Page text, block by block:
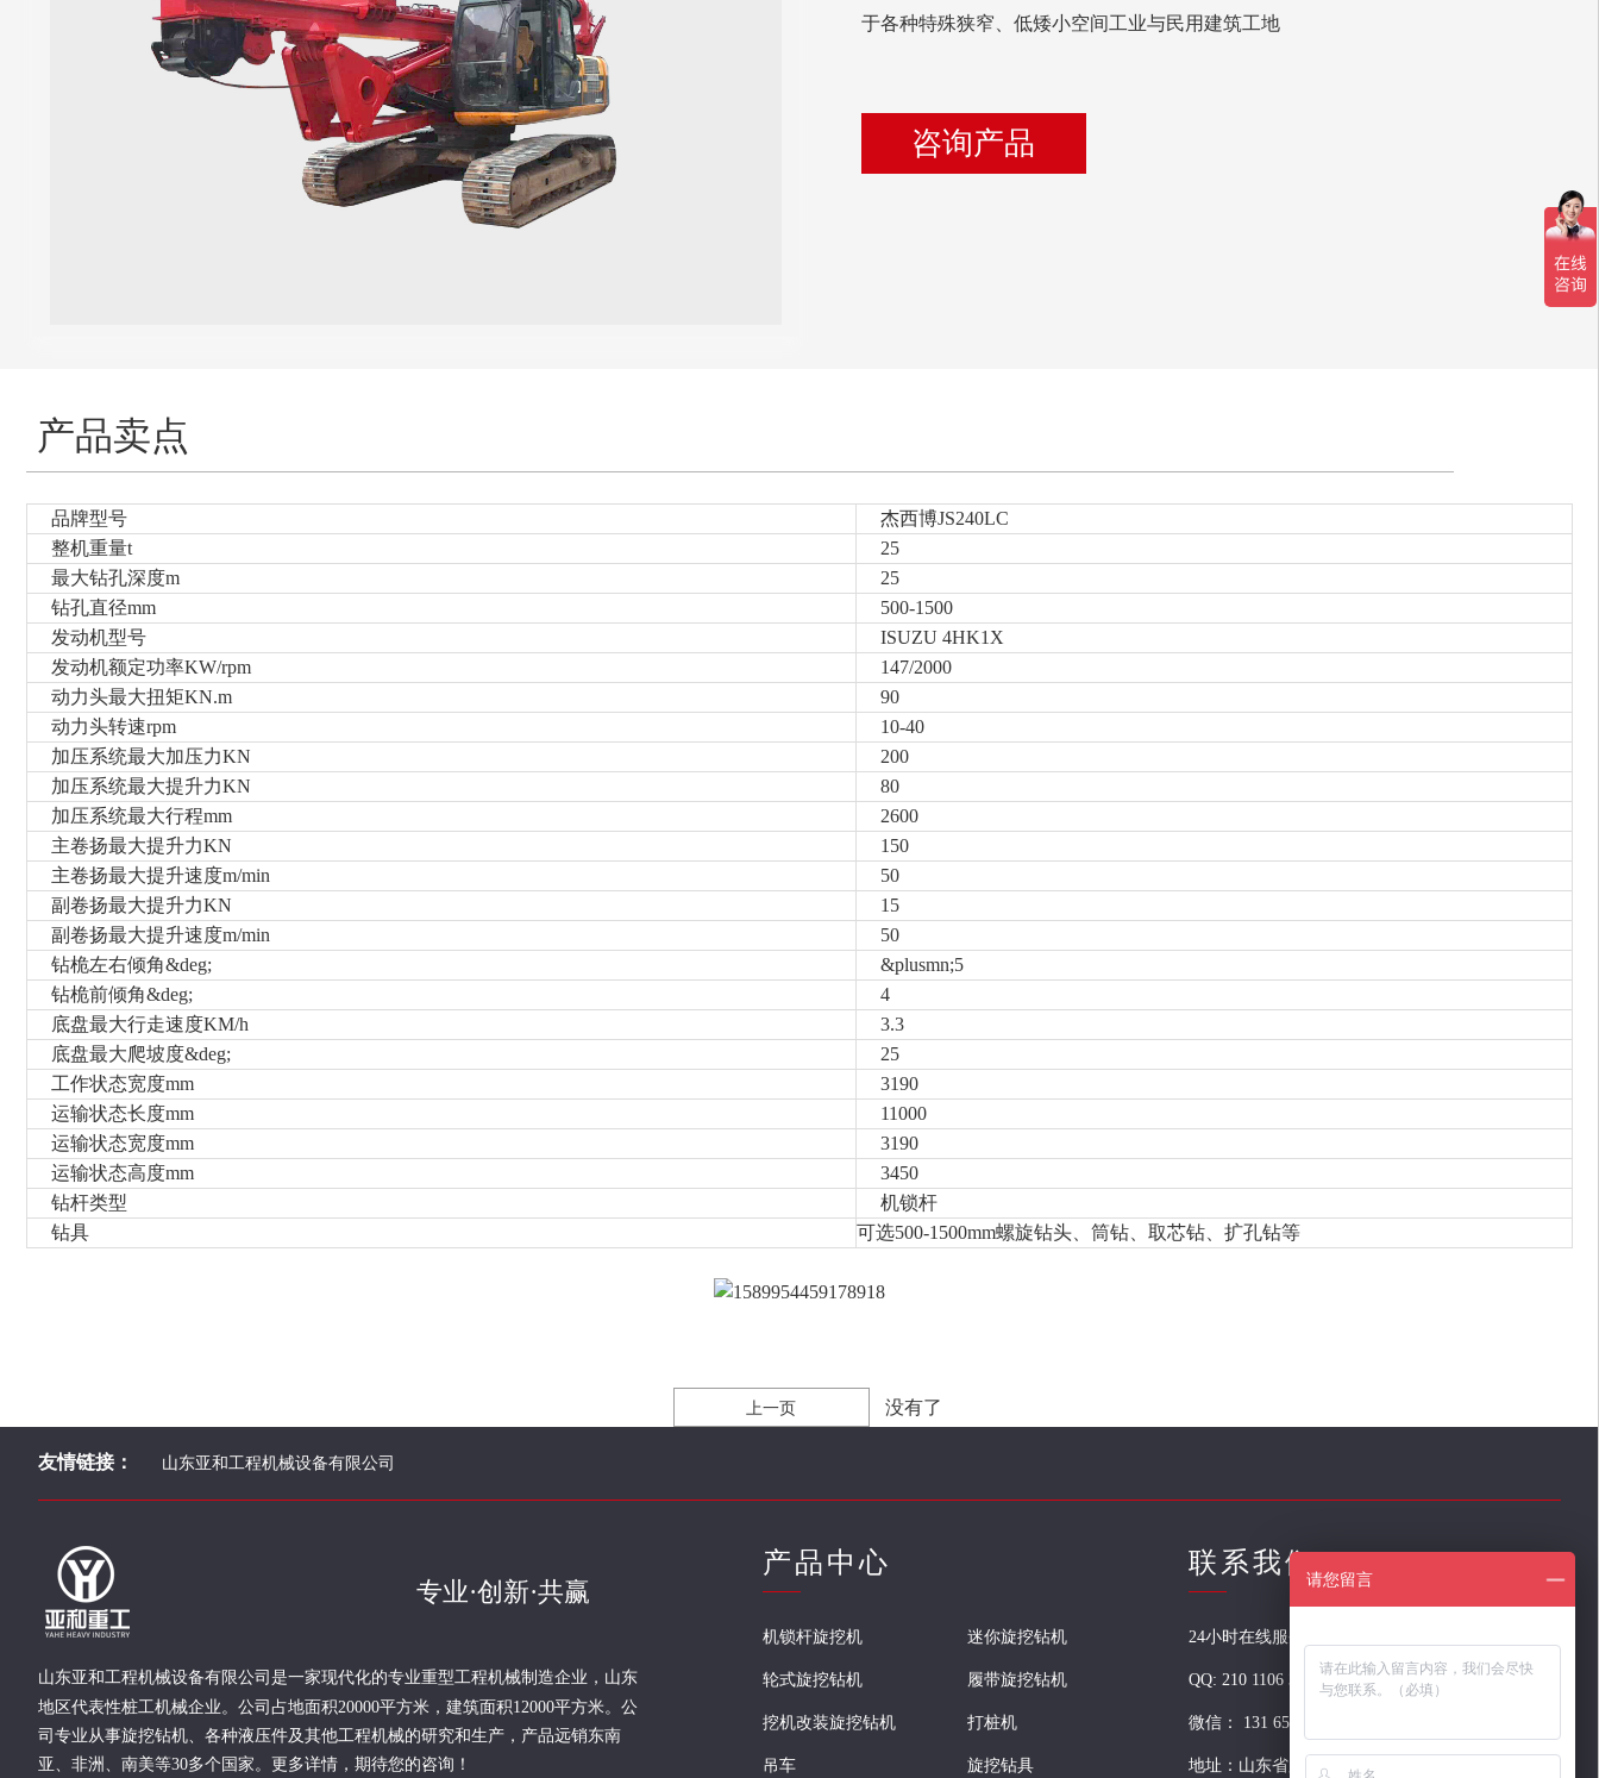
于各种特殊狭窄、低矮小空间工业与民用建筑工地
咨询产品
产品卖点
品牌型号
杰西博JS240LC
整机重量t
25
最大钻孔深度m
25
钻孔直径mm
500-1500
发动机型号
ISUZU 4HK1X
发动机额定功率KW/rpm
147/2000
动力头最大扭矩KN.m
90
动力头转速rpm
10-40
加压系统最大加压力KN
200
加压系统最大提升力KN
80
加压系统最大行程mm
2600
主卷扬最大提升力KN
150
主卷扬最大提升速度m/min
50
副卷扬最大提升力KN
15
副卷扬最大提升速度m/min
50
钻桅左右倾角&deg;
&plusmn;5
钻桅前倾角&deg;
4
底盘最大行走速度KM/h
3.3
底盘最大爬坡度&deg;
25
工作状态宽度mm
3190
运输状态长度mm
11000
运输状态宽度mm
3190
运输状态高度mm
3450
钻杆类型
机锁杆
钻具
可选500-1500mm螺旋钻头、筒钻、取芯钻、扩孔钻等
上一页 没有了
友情链接： 山东亚和工程机械设备有限公司
专业·创新·共赢
山东亚和工程机械设备有限公司是一家现代化的专业重型工程机械制造企业，山东
地区代表性桩工机械企业。 公司占地面积20000平方米，建筑面积12000平方米。公
司专业从事旋挖钻机、各种液压件及其他工程机械的研究和生产，产品远销东南
亚、非洲、南美等30多个国家。更多详情，期待您的咨询！
产品中心
机锁杆旋挖机 迷你旋挖钻机
轮式旋挖钻机 履带旋挖钻机
挖机改装旋挖钻机 打桩机
吊车 旋挖钻具
联系我们
24小时在线服务：131 6521 3888
QQ: 210 1106 304
微信： 131 6521 3888
地址：山东省滕州市荆河西路150号
请您留言